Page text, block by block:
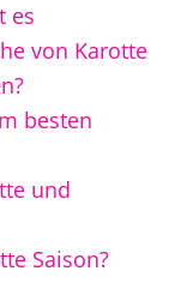
es
von Karotte
besten
und
Saison?